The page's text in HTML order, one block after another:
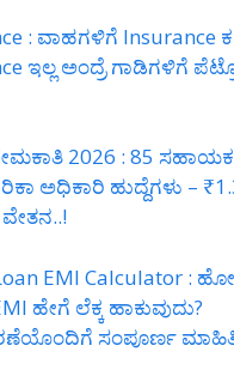
: ವಾಹಗಳಿಗೆ Insurance
ಇಲ್ಲ ಅಂದ್ರೆ ಗಾಡಿಗಳಿಗೆ
2026 : 85 ಸಹಾಯಕ
ಅಧಿಕಾರಿ ಹುದ್ದೆಗಳು –
EMI Calculator :
ಹೇಗೆ ಲೆಕ್ಕ ಹಾಕುವುದು?
ಸಂಪೂರ್ಣ